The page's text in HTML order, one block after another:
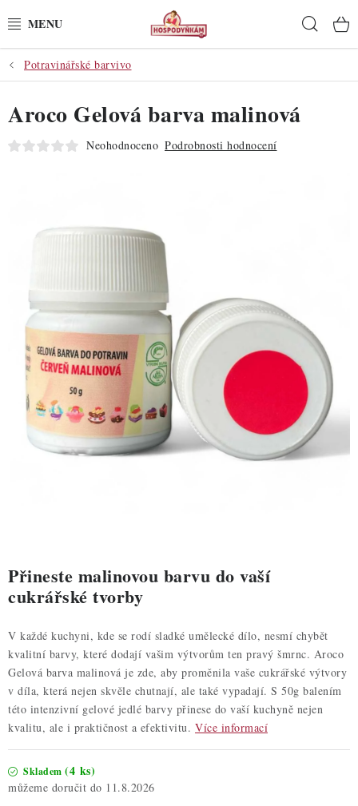
na
POTŘEBY
POMŮCKY
SUROVINY
PRO OSLAVY
POCHUTINY
ZDRAVÉ PEČENÍ
DÁRKOVÉ POUKAZY
TÉMATICKÉ PRODUKTY
ZNAČKY
Hodnocení obchodu
Blog
Moje objednávka
Podmínky ochrany osobních údajů
Potravinářské barvivo
Přineste malinovou barvu do vaší
cukrářské tvorby
V každé kuchyni, kde se rodí sladké umělecké dílo, nesmí chybět
kvalitní barvy, které dodají vašim výtvorům ten pravý šmrnc. Aroco
Gelová barva malinová je zde, aby proměnila vaše cukrářské výtvory
v díla, která nejen skvěle chutnají, ale také vypadají. S 50g balením
této intenzivní gelové jedlé barvy přinese do vaší kuchyně nejen
kvalitu, ale i praktičnost a efektivitu. Více informací
Skladem (4 ks)
11.8.2026
Aroco Gelová barva malinová
Neohodnoceno Podrobnosti hodnocení